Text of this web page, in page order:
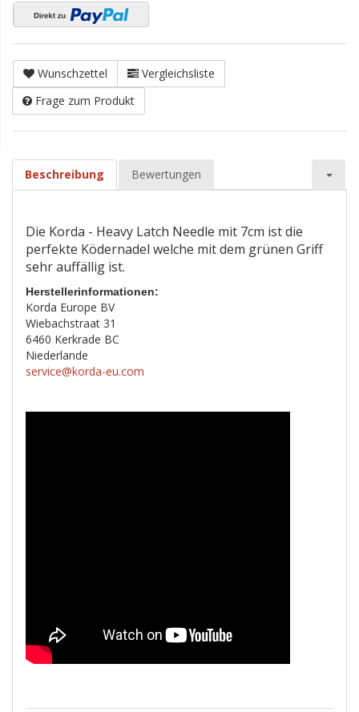
Wunschzettel
Vergleichsliste
Frage zum Produkt
Beschreibung Bewertungen
Die Korda - Heavy Latch Needle mit 7cm ist die
perfekte Ködernadel welche mit dem grünen Griff
sehr auffällig ist.
Herstellerinformationen:
Korda Europe BV
Wiebachstraat 31
6460 Kerkrade BC
Niederlande
service@korda-eu.com